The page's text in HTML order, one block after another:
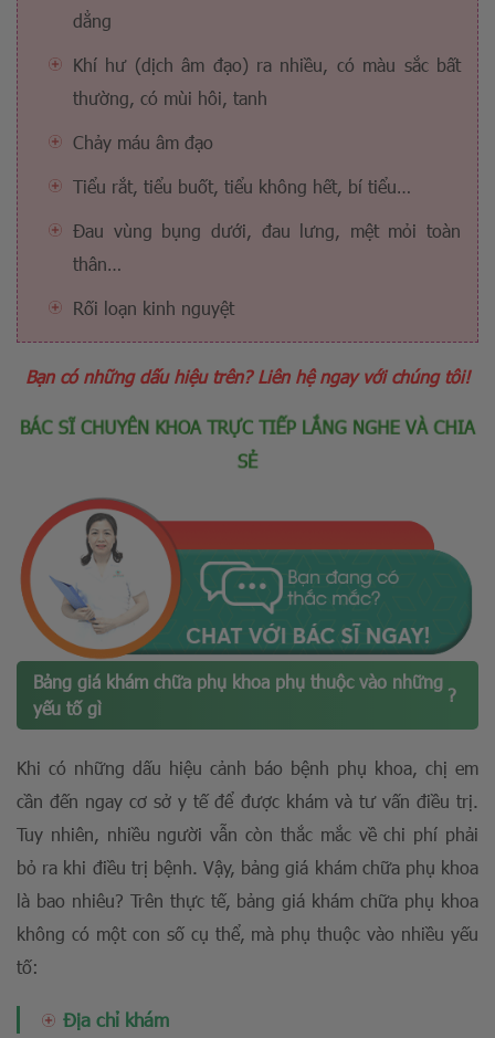
dẳng
Khí hư (dịch âm đạo) ra nhiều, có màu sắc bất
thường, có mùi hôi, tanh
Chảy máu âm đạo
Tiểu rắt, tiểu buốt, tiểu không hết, bí tiểu…
Đau vùng bụng dưới, đau lưng, mệt mỏi toàn
thân…
Rối loạn kinh nguyệt
Bạn có những dấu hiệu trên? Liên hệ ngay với chúng tôi!
BÁC SĨ CHUYÊN KHOA TRỰC TIẾP LẮNG NGHE VÀ CHIA
SẺ
Bảng giá khám chữa phụ khoa phụ thuộc vào những
yếu tố gì
?
Khi có những dấu hiệu cảnh báo bệnh phụ khoa, chị em
cần đến ngay cơ sở y tế để được khám và tư vấn điều trị.
Tuy nhiên, nhiều người vẫn còn thắc mắc về chi phí phải
bỏ ra khi điều trị bệnh. Vậy, bảng giá khám chữa phụ khoa
là bao nhiêu? Trên thực tế, bảng giá khám chữa phụ khoa
không có một con số cụ thể, mà phụ thuộc vào nhiều yếu
tố:
Địa chỉ khám